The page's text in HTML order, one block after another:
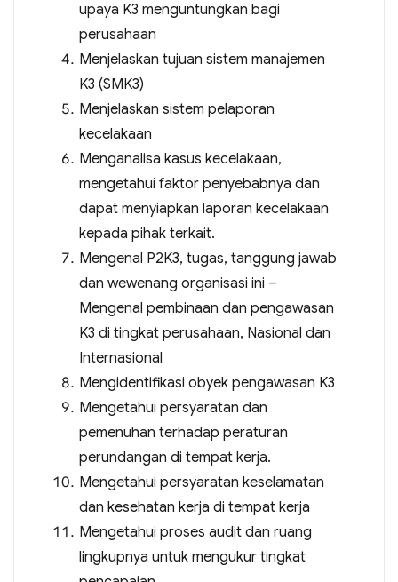
upaya K3 menguntungkan bagi
perusahaan
Menjelaskan tujuan sistem manajemen
K3 (SMK3)
Menjelaskan sistem pelaporan
kecelakaan
Menganalisa kasus kecelakaan,
mengetahui faktor penyebabnya dan
dapat menyiapkan laporan kecelakaan
kepada pihak terkait.
Mengenal P2K3, tugas, tanggung jawab
dan wewenang organisasi ini –
Mengenal pembinaan dan pengawasan
K3 di tingkat perusahaan, Nasional dan
Internasional
Mengidentifikasi obyek pengawasan K3
Mengetahui persyaratan dan
pemenuhan terhadap peraturan
perundangan di tempat kerja.
Mengetahui persyaratan keselamatan
dan kesehatan kerja di tempat kerja
Mengetahui proses audit dan ruang
lingkupnya untuk mengukur tingkat